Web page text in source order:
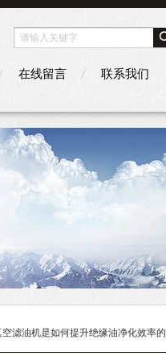
在线留言 联系我们
滤油机是如何提升绝缘油净化效率的